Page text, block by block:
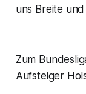
uns Breite
Zum
Aufsteiger